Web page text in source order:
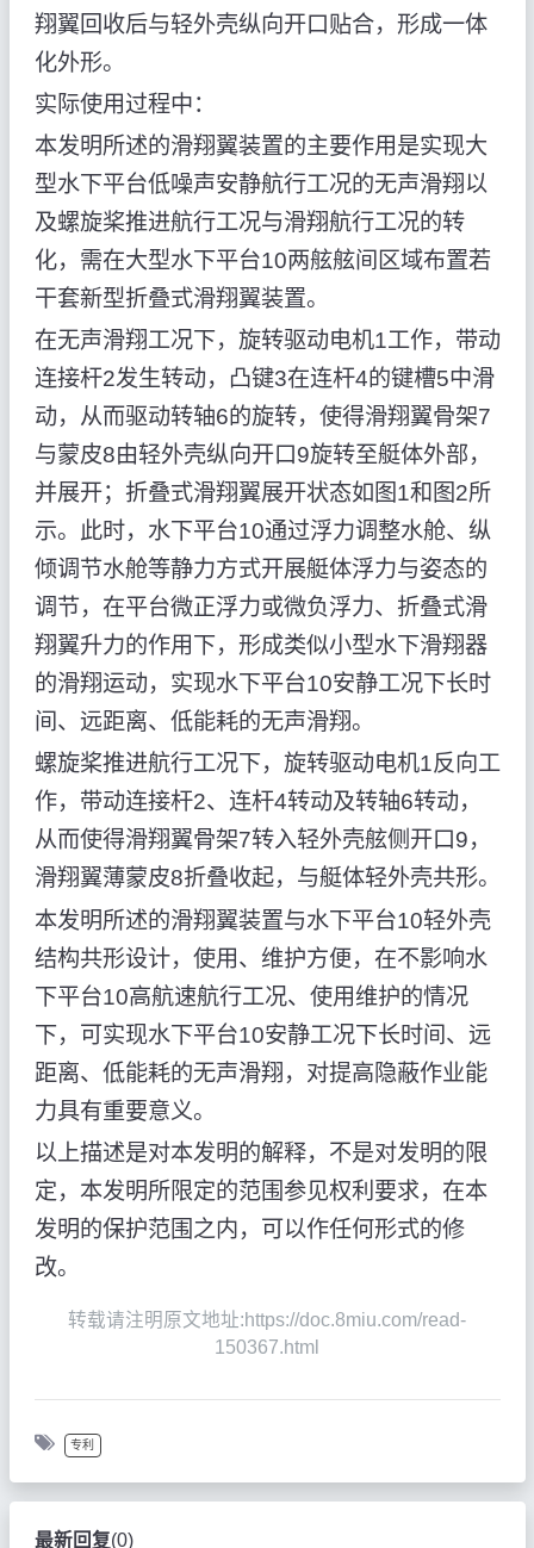
翔翼回收后与轻外壳纵向开口贴合，形成一体
化外形。
实际使用过程中：
本发明所述的滑翔翼装置的主要作用是实现大
型水下平台低噪声安静航行工况的无声滑翔以
及螺旋桨推进航行工况与滑翔航行工况的转
化，需在大型水下平台10两舷舷间区域布置若
干套新型折叠式滑翔翼装置。
在无声滑翔工况下，旋转驱动电机1工作，带动
连接杆2发生转动，凸键3在连杆4的键槽5中滑
动，从而驱动转轴6的旋转，使得滑翔翼骨架7
与蒙皮8由轻外壳纵向开口9旋转至艇体外部，
并展开；折叠式滑翔翼展开状态如图1和图2所
示。此时，水下平台10通过浮力调整水舱、纵
倾调节水舱等静力方式开展艇体浮力与姿态的
调节，在平台微正浮力或微负浮力、折叠式滑
翔翼升力的作用下，形成类似小型水下滑翔器
的滑翔运动，实现水下平台10安静工况下长时
间、远距离、低能耗的无声滑翔。
螺旋桨推进航行工况下，旋转驱动电机1反向工
作，带动连接杆2、连杆4转动及转轴6转动，
从而使得滑翔翼骨架7转入轻外壳舷侧开口9，
滑翔翼薄蒙皮8折叠收起，与艇体轻外壳共形。
本发明所述的滑翔翼装置与水下平台10轻外壳
结构共形设计，使用、维护方便，在不影响水
下平台10高航速航行工况、使用维护的情况
下，可实现水下平台10安静工况下长时间、远
距离、低能耗的无声滑翔，对提高隐蔽作业能
力具有重要意义。
以上描述是对本发明的解释，不是对发明的限
定，本发明所限定的范围参见权利要求，在本
发明的保护范围之内，可以作任何形式的修
改。
转载请注明原文地址:https://doc.8miu.com/read-
150367.html
专利
最新回复(0)